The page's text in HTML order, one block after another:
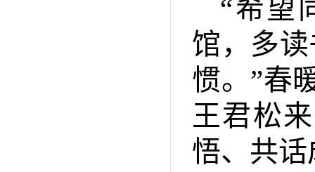
“希望
馆，多
惯。”春
王君松
悟、共